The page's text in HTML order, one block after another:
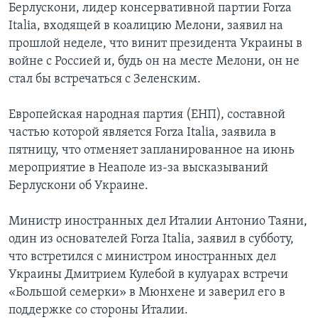
Берлускони, лидер консервативной партии Forza
Italia, входящей в коалицию Мелони, заявил на
прошлой неделе, что винит президента Украины в
войне с Россией и, будь он на месте Мелони, он не
стал бы встречаться с Зеленским.
Европейская народная партия (ЕНП), составной
частью которой является Forza Italia, заявила в
пятницу, что отменяет запланированное на июнь
мероприятие в Неаполе из-за высказываний
Берлускони об Украине.
Министр иностранных дел Италии Антонио Таяни,
один из основателей Forza Italia, заявил в субботу,
что встретился с министром иностранных дел
Украины Дмитрием Кулебой в кулуарах встречи
«Большой семерки» в Мюнхене и заверил его в
поддержке со стороны Италии.